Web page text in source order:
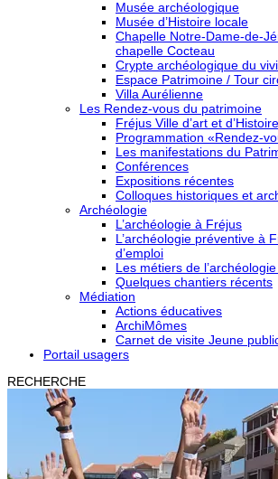
Musée archéologique
Musée d’Histoire locale
Chapelle Notre-Dame-de-
chapelle Cocteau
Crypte archéologique du
Espace Patrimoine / Tour
Villa Aurélienne
Les Rendez-vous du patrimoine
Fréjus Ville d’art et d’Histoire
Programmation «Rendez-
Les manifestations du
Conférences
Expositions récentes
Colloques historiques et
Archéologie
L’archéologie à Fréjus
L’archéologie préventive à
d’emploi
Les métiers de
Quelques chantiers récents
Médiation
Actions éducatives
ArchiMômes
Carnet de visite Jeune
Portail usagers
RECHERCHE